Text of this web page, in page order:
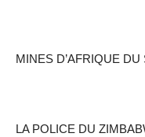
MINES D’AFRIQUE DU
LA POLICE DU